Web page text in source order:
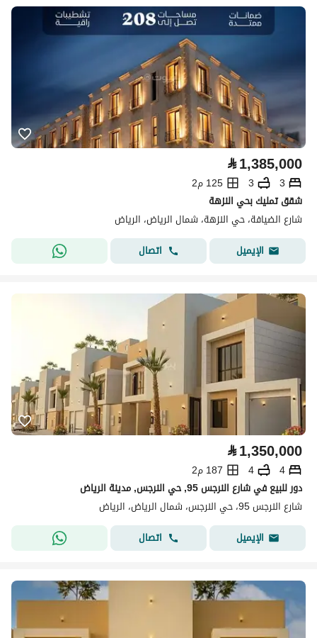
⃁1,385,000
3
3
125 م2
شقق تمليك بحي النزهة
شارع الضيافة، حي النزهة، شمال الرياض، الرياض
الإيميل
اتصال
⃁1,350,000
4
4
187 م2
دور للبيع في شارع النرجس 95, حي النرجس, مدينة الرياض
شارع النرجس 95، حي النرجس، شمال الرياض، الرياض
الإيميل
اتصال